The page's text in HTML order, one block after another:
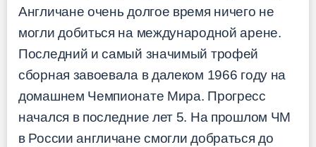
Англичане очень долгое время ничего не
могли добиться на международной арене.
Последний и самый значимый трофей
сборная завоевала в далеком 1966 году на
домашнем Чемпионате Мира. Прогресс
начался в последние лет 5. На прошлом ЧМ
в России англичане смогли добраться до